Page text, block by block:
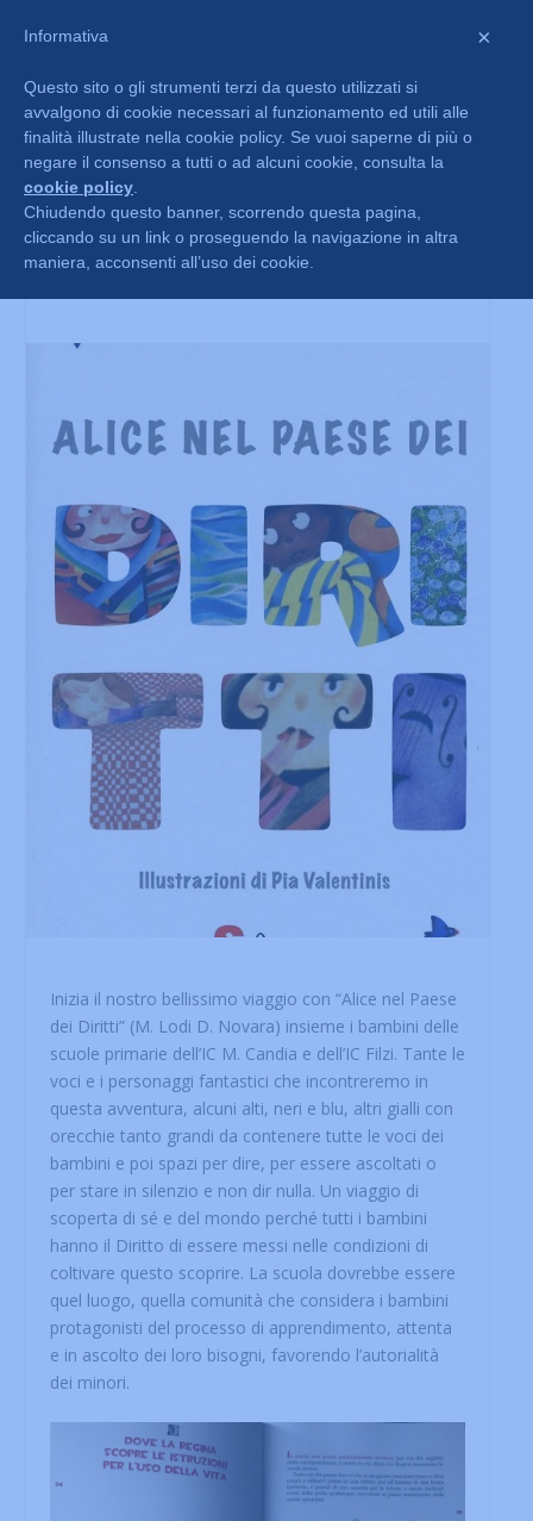
Diritti di tutti i bambini
Inizia il nostro bellissimo viaggio con “Alice nel Paese
dei Diritti” (M. Lodi D. Novara) insieme i bambini delle
scuole primarie dell’IC M. Candia e dell’IC Filzi. Tante le
voci e i personaggi fantastici che incontreremo in
questa avventura, alcuni alti, neri e blu, altri gialli con
orecchie tanto grandi da contenere tutte le voci dei
bambini e poi spazi per dire, per essere ascoltati o
per stare in silenzio e non dir nulla. Un viaggio di
scoperta di sé e del mondo perché tutti i bambini
hanno il Diritto di essere messi nelle condizioni di
coltivare questo scoprire. La scuola dovrebbe essere
quel luogo, quella comunità che considera i bambini
protagonisti del processo di apprendimento, attenta
e in ascolto dei loro bisogni, favorendo l’autorialità
dei minori.
×
Informativa
Questo sito o gli strumenti terzi da questo utilizzati si
avvalgono di cookie necessari al funzionamento ed utili alle
finalità illustrate nella cookie policy. Se vuoi saperne di più o
negare il consenso a tutti o ad alcuni cookie, consulta la
cookie policy.
Chiudendo questo banner, scorrendo questa pagina,
cliccando su un link o proseguendo la navigazione in altra
maniera, acconsenti all’uso dei cookie.